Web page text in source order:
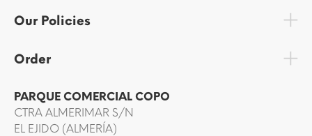
Our Policies
Order
PARQUE COMERCIAL COPO
CTRA ALMERIMAR S/N
EL EJIDO (ALMERÍA)